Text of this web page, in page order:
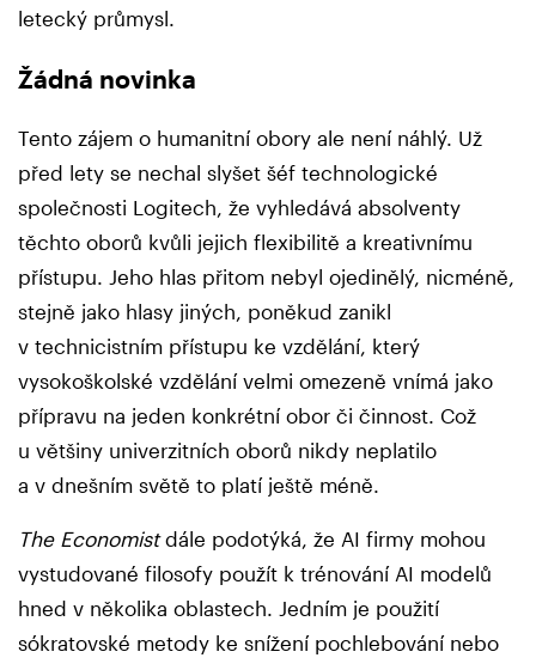
letecký průmysl.
Žádná novinka
Tento zájem o humanitní obory ale není náhlý. Už
před lety se nechal slyšet šéf technologické
společnosti Logitech, že vyhledává absolventy
těchto oborů kvůli jejich flexibilitě a kreativnímu
přístupu. Jeho hlas přitom nebyl ojedinělý, nicméně,
stejně jako hlasy jiných, poněkud zanikl
v technicistním přístupu ke vzdělání, který
vysokoškolské vzdělání velmi omezeně vnímá jako
přípravu na jeden konkrétní obor či činnost. Což
u většiny univerzitních oborů nikdy neplatilo
a v dnešním světě to platí ještě méně.
The Economistdále podotýká, že AI firmy mohou
vystudované filosofy použít k trénování AI modelů
hned v několika oblastech. Jedním je použití
sókratovské metody ke snížení pochlebování nebo